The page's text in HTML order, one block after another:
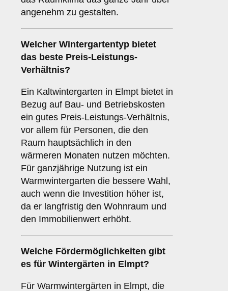
angenehm zu gestalten.
Welcher Wintergartentyp bietet
das beste Preis-Leistungs-
Verhältnis?
Ein Kaltwintergarten in Elmpt bietet in
Bezug auf Bau- und Betriebskosten
ein gutes Preis-Leistungs-Verhältnis,
vor allem für Personen, die den
Raum hauptsächlich in den
wärmeren Monaten nutzen möchten.
Für ganzjährige Nutzung ist ein
Warmwintergarten die bessere Wahl,
auch wenn die Investition höher ist,
da er langfristig den Wohnraum und
den Immobilienwert erhöht.
Welche Fördermöglichkeiten gibt
es für Wintergärten in Elmpt?
Für Warmwintergärten in Elmpt, die